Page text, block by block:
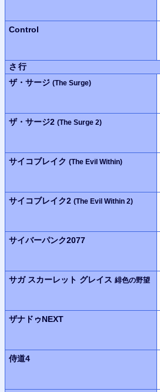
Control
さ行
ザ・サージ (The Surge)
ザ・サージ2 (The Surge 2)
サイコブレイク (The Evil Within)
サイコブレイク2 (The Evil Within 2)
サイバーパンク2077
サガ スカーレット グレイス 緋色の野望
ザナドゥNEXT
侍道4